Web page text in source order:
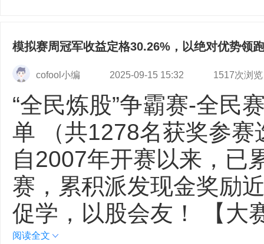
模拟赛周冠军收益定格30.26%，以绝对优势领跑
cofool小编 2025-09-15 15:32 1517次浏览
“全民炼股”争霸赛-全民
单 （共1278名获奖参
自2007年开赛以来，已
赛，累积派发现金奖励
促学，以股会友！ 【大
阅读全文